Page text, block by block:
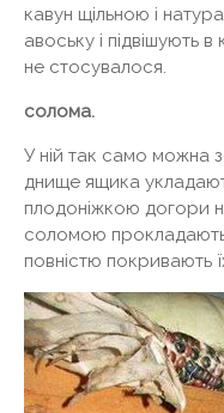
кавун щільною і
авоську і підвішують
не стосувалося.
солома.
У ній так само можна
днище ящика
плодоніжкою догори
соломою
повністю покривають